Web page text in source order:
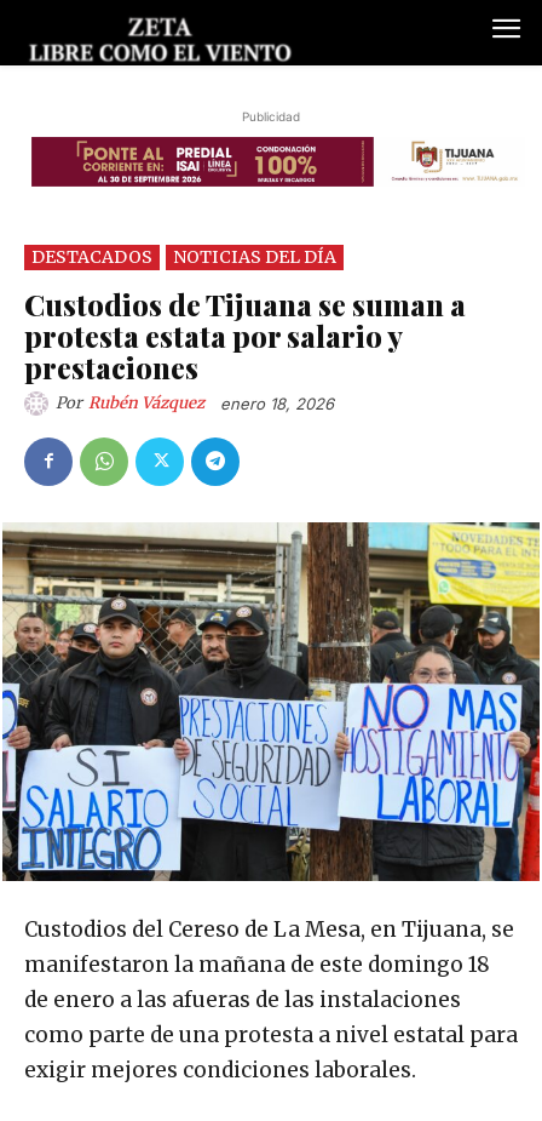
Publicidad
DESTACADOS NOTICIAS DEL DÍA
Custodios de Tijuana se suman a
protesta estata por salario y
prestaciones
Por Rubén Vázquez enero 18, 2026
Custodios del Cereso de La Mesa, en Tijuana, se
manifestaron la mañana de este domingo 18
de enero a las afueras de las instalaciones
como parte de una protesta a nivel estatal para
exigir mejores condiciones laborales.